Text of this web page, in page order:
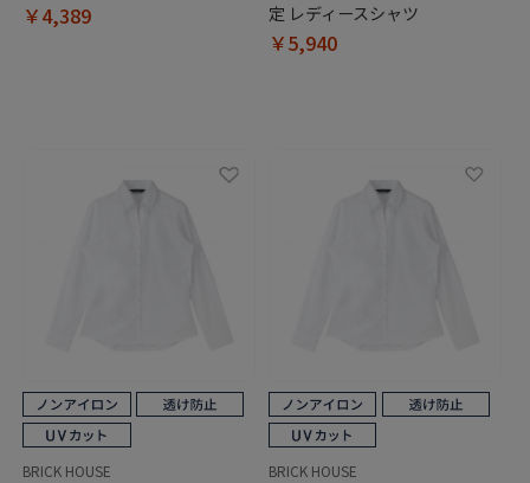
￥4,389
定 レディースシャツ
￥5,940
BRICK HOUSE BRICK HOUSE